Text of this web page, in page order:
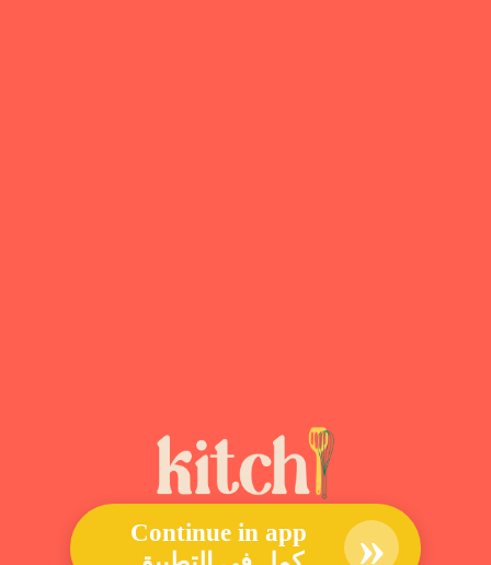
Continue in app
»